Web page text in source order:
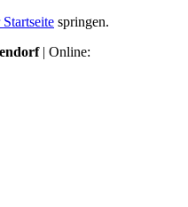
springen.
| Online: